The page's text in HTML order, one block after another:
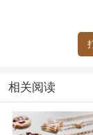
相关阅读